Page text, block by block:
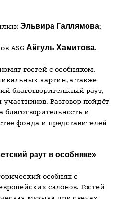
Эльвира Галлямова;
ASG Айгуль Хамитова.
гостей с особняком,
картин, а также
благотворительный раут,
участников. Разговор пойдёт
и
фонда и представителей
раут в особняке»
особняк с
салонов. Гостей